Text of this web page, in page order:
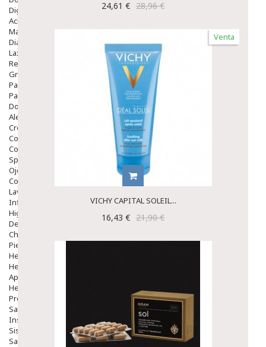
Digestivo
Acidez, Gases Y Ardores
Mala Digestion
Diarrea / Estreñimiento / Vómitos
Laxantes
Resfriados
Gripe Y Resfriados
Para La Tos
Para Descongestionar La Nariz
Dolor De Garganta
Alergias Y Picaduras
Cremas
Comprimidos
Colirios
Sprays
Ojos Y Oidos
Congestión
Lavado Ojos
Inflamación Del Oido (otitis)
Higiene Oido
Deshabituación Tabaquismo
Chicles
Piel
Herpes Y Hongos
Heridas Y úlceras
Aparato Genital
Hemorroides
Protectores Y Emolientes
Salud
Insomnio
Sistema Nervioso
Salud Bucodental
24,61 € 28,96 €
Venta
VICHY CAPITAL SOLEIL...
16,43 € 21,90 €